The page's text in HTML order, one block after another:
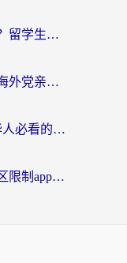
央视影音在海外可以看吗知乎？留学生亲测：3步解决地域限制+追剧自由
在国外怎么看咪咕视频软件？海外党亲测有效的回国加速方案
12123在国外能登录吗？海外华人必看的回国加速实用指南
海外党追剧必备：手机解除地区限制app怎么选？解决央视视频&国内剧地区限制全指南